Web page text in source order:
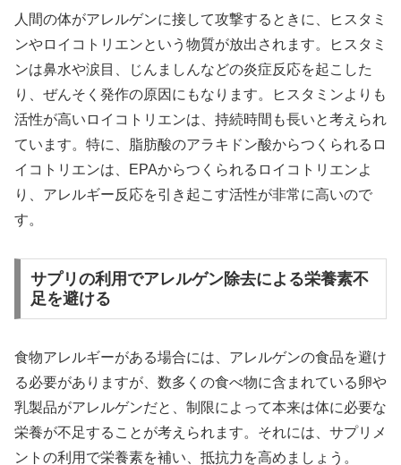
人間の体がアレルゲンに接して攻撃するときに、ヒスタミ
ンやロイコトリエンという物質が放出されます。ヒスタミ
ンは鼻水や涙目、じんましんなどの炎症反応を起こした
り、ぜんそく発作の原因にもなります。ヒスタミンよりも
活性が高いロイコトリエンは、持続時間も長いと考えられ
ています。特に、脂肪酸のアラキドン酸からつくられるロ
イコトリエンは、EPAからつくられるロイコトリエンよ
り、アレルギー反応を引き起こす活性が非常に高いので
す。
サプリの利用でアレルゲン除去による栄養素不
足を避ける
食物アレルギーがある場合には、アレルゲンの食品を避け
る必要がありますが、数多くの食べ物に含まれている卵や
乳製品がアレルゲンだと、制限によって本来は体に必要な
栄養が不足することが考えられます。それには、サプリメ
ントの利用で栄養素を補い、抵抗力を高めましょう。